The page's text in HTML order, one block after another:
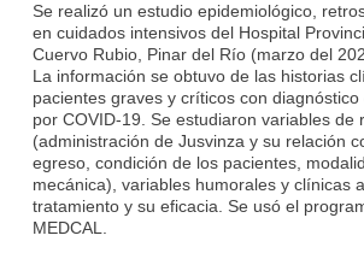
Se realizó un estudio epidemiológico,
en cuidados intensivos del Hospital
Cuervo Rubio, Pinar del Río (marzo del
La información se obtuvo de las historias
pacientes graves y críticos con
por COVID-19. Se estudiaron variables de
(administración de Jusvinza y su relación
egreso, condición de los pacientes,
mecánica), variables humorales y clínicas
tratamiento y su eficacia. Se usó el
MEDCAL.